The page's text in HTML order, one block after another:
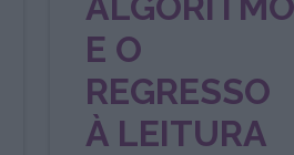
E O
REGRESSO
À LEITURA